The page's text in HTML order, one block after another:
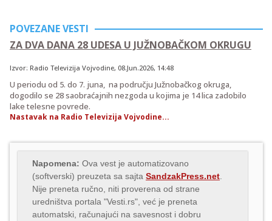
POVEZANE VESTI
ZA DVA DANA 28 UDESA U JUŽNOBAČKOM OKRUGU
Izvor: Radio Televizija Vojvodine, 08.Jun.2026, 14:48
U periodu od 5. do 7. juna, na području Južnobačkog okruga,
dogodilo se 28 saobraćajnih nezgoda u kojima je 14 lica zadobilo
lake telesne povrede.
Nastavak na Radio Televizija Vojvodine...
Napomena: Ova vest je automatizovano
(softverski) preuzeta sa sajta SandzakPress.net
Nije preneta ručno, niti proverena od strane
uredništva portala "Vesti.rs", već je preneta
automatski, računajući na savesnost i dobru